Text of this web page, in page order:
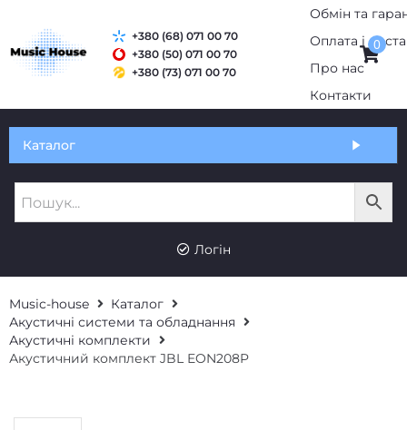
Обмін та
Оплата і
Про нас
Контакти
+380 (68) 071 00 70
+380 (50) 071 00 70
+380 (73) 071 00 70
0
Каталог
Логін
Music-house
Каталог
Акустичні системи та обладнання
Акустичні комплекти
Акустичний комплект JBL EON208P